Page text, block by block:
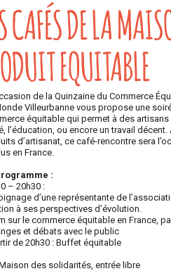
CAFÉS DE LA
EQUITABLE
de la Quinzaine du Commerce
Villeurbanne vous propose une
équitable qui permet à des
l’éducation, ou encore un travail
d’artisanat, ce café-rencontre sera
en France.
:
– 20h30 :
d’une représentante de
à ses perspectives d’évolution.
sur le commerce équitable en France,
et débats avec le public
de 20h30 : Buffet équitable
des solidarités, entrée libre